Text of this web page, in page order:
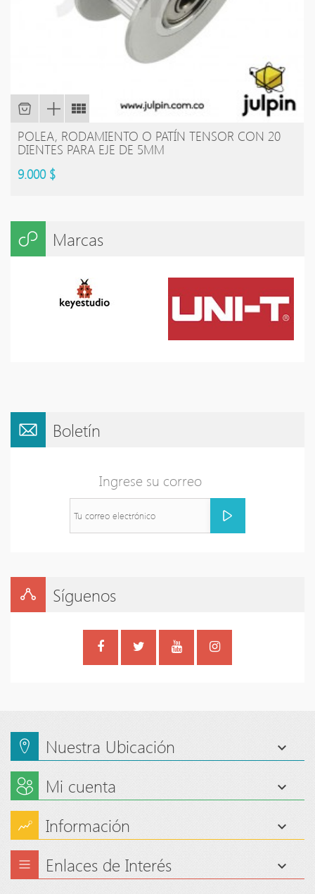
POLEA, RODAMIENTO O PATÍN TENSOR CON 20
DIENTES PARA EJE DE 5MM
9.000 $
Marcas
Boletín
Ingrese su correo
Síguenos
Nuestra Ubicación
Mi cuenta
Información
Enlaces de Interés